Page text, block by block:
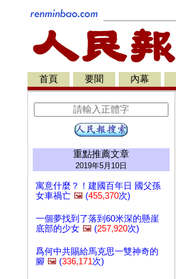
首頁 要聞 內幕
重點推薦文章
2019年5月10日
寓意什麼？！建國百年日 國父孫
女車禍亡 🖼️ (455,370次)
一個夢找到了落到60米深的懸崖
底部的少女 🖼️ (257,920次)
爲何中共賜給馬克思一雙神奇的
腳 🖼️ (336,171次)